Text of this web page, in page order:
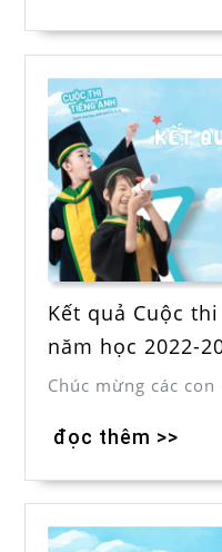
Kết quả Cuộc
năm học 2022-
Chúc mừng các
đọc thêm >>